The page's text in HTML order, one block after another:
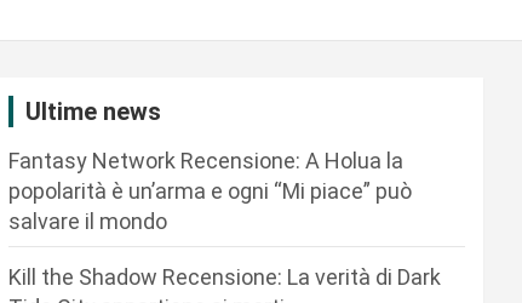
Ultime news
Fantasy Network Recensione: A Holua la
popolarità è un’arma e ogni “Mi piace” può
salvare il mondo
Kill the Shadow Recensione: La verità di Dark